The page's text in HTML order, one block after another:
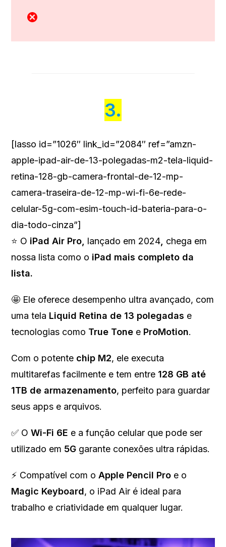
3.
[lasso id=”1026″ link_id=”2084″ ref=”amzn-
apple-ipad-air-de-13-polegadas-m2-tela-liquid-
retina-128-gb-camera-frontal-de-12-mp-
camera-traseira-de-12-mp-wi-fi-6e-rede-
celular-5g-com-esim-touch-id-bateria-para-o-
dia-todo-cinza”]
⭐ O iPad Air Pro, lançado em 2024 chega em
nossa lista como o iPad mais completo da
lista.
🤩 Ele oferece desempenho ultra avançado, com
uma tela Liquid Retina de 13 polegadas e
tecnologias como True Tone e ProMotion.
Com o potente chip M2, ele executa
multitarefas facilmente e tem entre 128 GB até
1TB de armazenamento, perfeito para guardar
seus apps e arquivos.
✅ OWi-Fi 6E e a função celular que pode ser
utilizado em 5G garante conexões ultra rápidas.
⚡ Compatível com oApple Pencil Pro e o
Magic Keyboard, o iPad Air é ideal para
trabalho e criatividade em qualquer lugar.